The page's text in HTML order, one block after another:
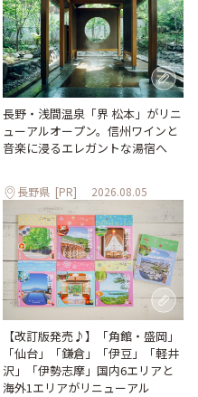
長野・浅間温泉「界 松本」がリニ
ューアルオープン。信州ワインと
音楽に浸るエレガントな湯宿へ
長野県 [PR] 2026.08.05
【改訂版発売♪】「角館・盛岡」
「仙台」「鎌倉」「伊豆」「軽井
沢」「伊勢志摩」国内6エリアと
海外1エリアがリニューアル